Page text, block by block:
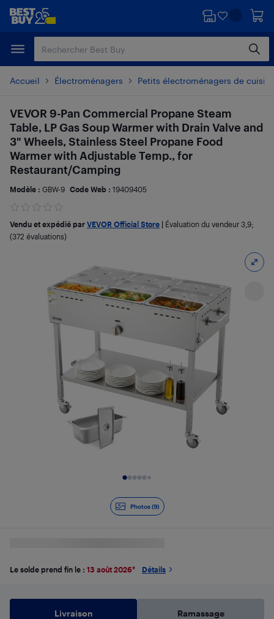
Passer
principal
Passer
Accueil Électroménagers Petits électroménagers de
Photos (9)
VEVOR 9-Pan Commercial Propane Steam
Table, LP Gas Soup Warmer with Drain Valve and
3" Wheels, Stainless Steel Propane Food
Warmer with Adjustable Temp., for
Restaurant/Camping
Modèle : GBW-9 Code Web : 19409405
Vendu et expédié par VEVOR Official Store Évaluation du vendeur 3,9;
(372 évaluations)
Le solde prend fin le : 13 août 2026* Détails
Livraison Ramassage